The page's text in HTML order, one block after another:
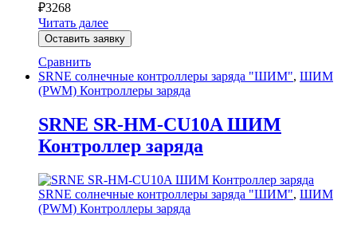
₽3268
Читать далее
Оставить заявку
Сравнить
SRNE солнечные контроллеры заряда "ШИМ", ШИМ
(PWM) Контроллеры заряда
SRNE SR-HM-CU10A ШИМ
Контроллер заряда
SRNE солнечные контроллеры заряда "ШИМ", ШИМ
(PWM) Контроллеры заряда